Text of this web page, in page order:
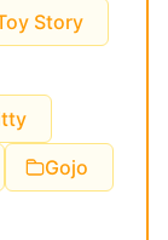
Story
Gojo